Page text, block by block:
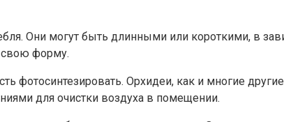
Они могут быть длинными или короткими, в
свою форму.
фотосинтезировать. Орхидеи, как и многие
для очистки воздуха в помещении.